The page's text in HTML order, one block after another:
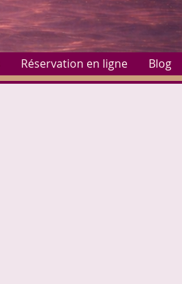
Réservation en ligne Blog